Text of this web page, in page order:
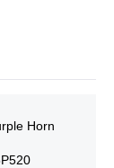
Horn